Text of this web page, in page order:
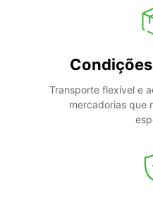
Transporte flexível e
mercadorias que